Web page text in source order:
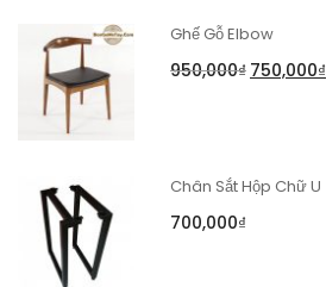
Ghế Gỗ Elbow
950,000₫ 750,000₫
Chân Sắt Hộp Chữ U
700,000₫